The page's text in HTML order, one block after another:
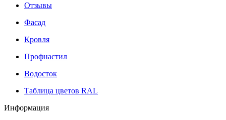
Отзывы
Фасад
Кровля
Профнастил
Водосток
Таблица цветов RAL
Информация